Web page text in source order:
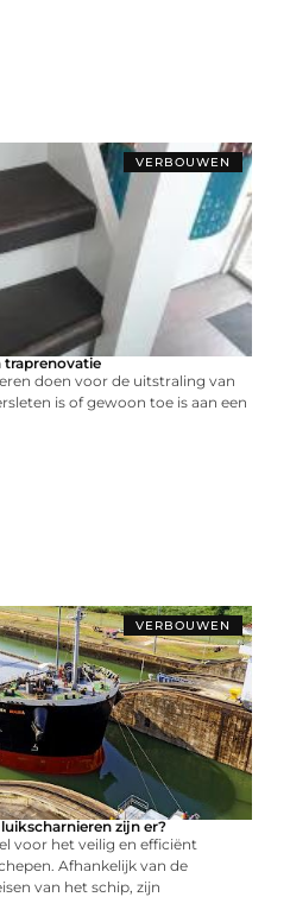
VERBOUWEN
traprenovatie
doen voor de uitstraling van
is of gewoon toe is aan een
VERBOUWEN
zijn er?
voor het veilig en efficiënt
Afhankelijk van de
van het schip, zijn